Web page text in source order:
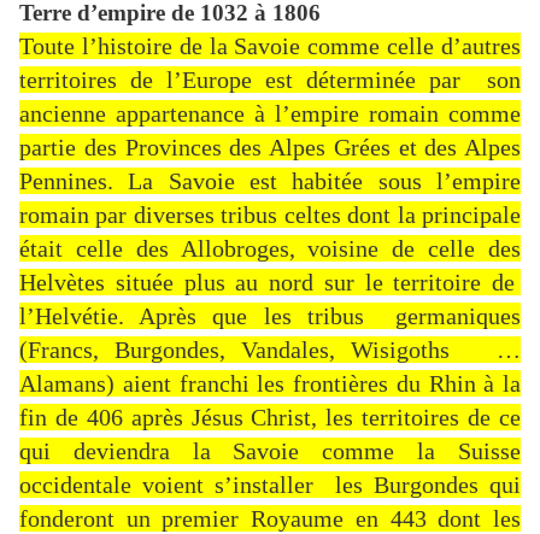
Terre d’empire de 1032 à 1806
Toute l’histoire de la Savoie comme celle d’autres
territoires de l’Europe est déterminée par son
ancienne appartenance à l’empire romain comme
partie des Provinces des Alpes Grées et des Alpes
Pennines. La Savoie est habitée sous l’empire
romain par diverses tribus celtes dont la principale
était celle des Allobroges, voisine de celle des
Helvètes située plus au nord sur le territoire de
l’Helvétie. Après que les tribus germaniques
(Francs, Burgondes, Vandales, Wisigoths …
Alamans) aient franchi les frontières du Rhin à la
fin de 406 après Jésus Christ, les territoires de ce
qui deviendra la Savoie comme la Suisse
occidentale voient s’installer les Burgondes qui
fonderont un premier Royaume en 443 dont les